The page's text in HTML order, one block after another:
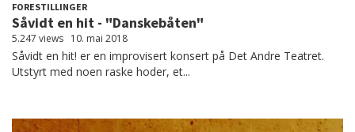
FORESTILLINGER
Såvidt en hit - "Danskebåten"
5.247 views 10. mai 2018
Såvidt en hit! er en improvisert konsert på Det Andre Teatret.
Utstyrt med noen raske hoder, et...